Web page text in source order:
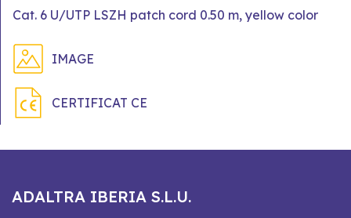
Cat. 6 U/UTP LSZH patch cord 0.50 m, yellow color
IMAGE
CERTIFICAT CE
ADALTRA IBERIA S.L.U.